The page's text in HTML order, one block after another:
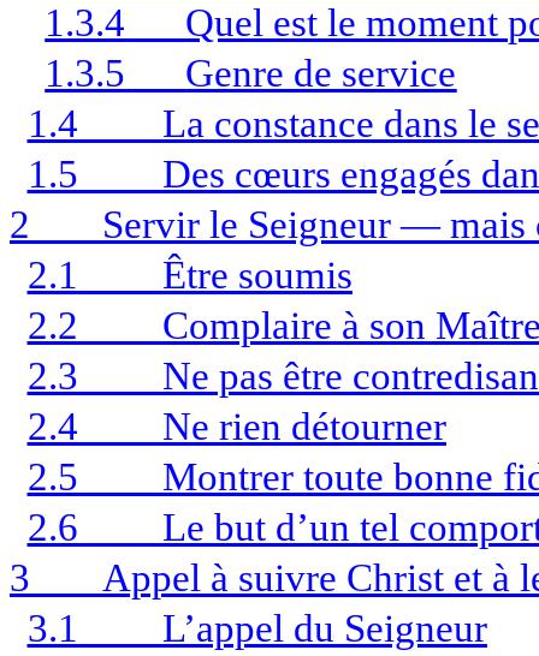
1.3.4
Quel est le moment
1.3.5
Genre de service
1.4
La constance dans le
1.5
Des cœurs engagés
2
Servir le Seigneur —
2.1
Être soumis
2.2
Complaire à son
2.3
Ne pas être
2.4
Ne rien détourner
2.5
Montrer toute bonne
2.6
Le but d’un tel
3
Appel à suivre Christ et
3.1
L’appel du Seigneur